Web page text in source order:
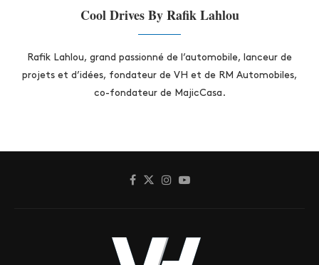
Cool Drives By Rafik Lahlou
Rafik Lahlou, grand passionné de l’automobile, lanceur de
projets et d’idées, fondateur de VH et de RM Automobiles,
co-fondateur de MajicCasa.